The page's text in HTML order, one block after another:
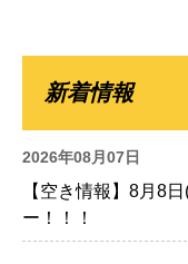
新着情報
2026年08月07日
【空き情報】8月8
ー！！！